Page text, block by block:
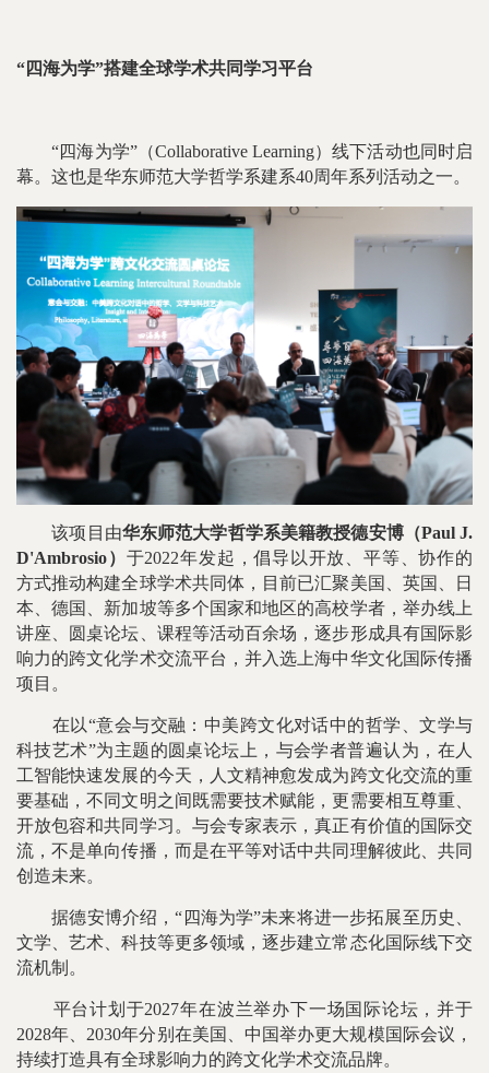
“四海为学”搭建全球学术共同学习平台
“四海为学”（Collaborative Learning）线下活动也同时启
幕。这也是华东师范大学哲学系建系40周年系列活动之一。
该项目由华东师范大学哲学系美籍教授德安博（Paul J.
D'Ambrosio） 于2022年发起，倡导以开放、平等、协作的
方式推动构建全球学术共同体，目前已汇聚美国、英国、日
本、德国、新加坡等多个国家和地区的高校学者，举办线上
讲座、圆桌论坛、课程等活动百余场，逐步形成具有国际影
响力的跨文化学术交流平台，并入选上海中华文化国际传播
项目。
在以“意会与交融：中美跨文化对话中的哲学、文学与
科技艺术”为主题的圆桌论坛上，与会学者普遍认为，在人
工智能快速发展的今天，人文精神愈发成为跨文化交流的重
要基础，不同文明之间既需要技术赋能，更需要相互尊重、
开放包容和共同学习。与会专家表示，真正有价值的国际交
流，不是单向传播，而是在平等对话中共同理解彼此、共同
创造未来。
据德安博介绍，“四海为学”未来将进一步拓展至历史、
文学、艺术、科技等更多领域，逐步建立常态化国际线下交
流机制。
平台计划于2027年在波兰举办下一场国际论坛，并于
2028年、2030年分别在美国、中国举办更大规模国际会议，
持续打造具有全球影响力的跨文化学术交流品牌。